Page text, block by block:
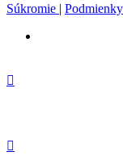
Súkromie | Podmienky